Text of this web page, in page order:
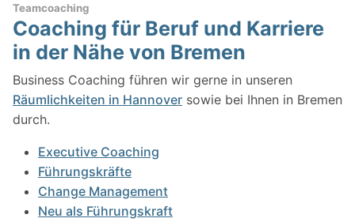
Teamcoaching
Coaching für Beruf und Karriere
in der Nähe von Bremen
Business Coaching führen wir gerne in unseren
Räumlichkeiten in Hannover sowie bei Ihnen in Bremen
durch.
Executive Coaching
Führungskräfte
Change Management
Neu als Führungskraft